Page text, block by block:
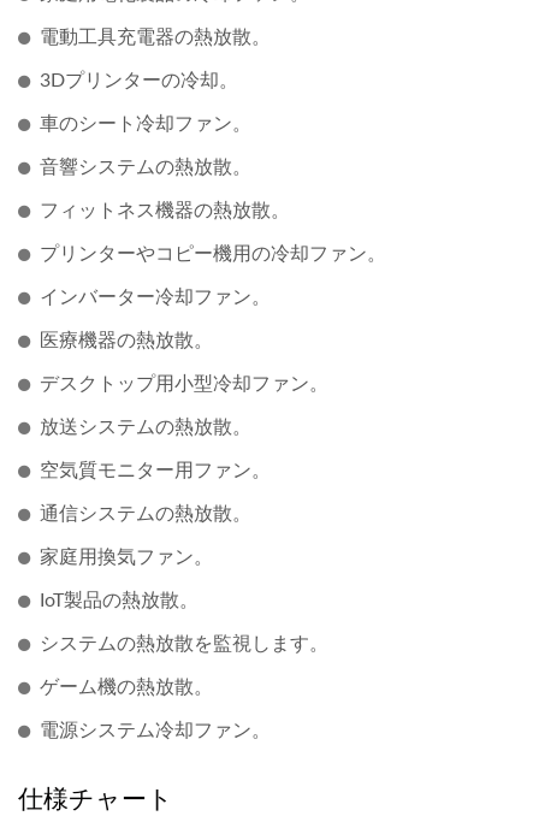
電動工具充電器の熱放散。
3Dプリンターの冷却。
車のシート冷却ファン。
音響システムの熱放散。
フィットネス機器の熱放散。
プリンターやコピー機用の冷却ファン。
インバーター冷却ファン。
医療機器の熱放散。
デスクトップ用小型冷却ファン。
放送システムの熱放散。
空気質モニター用ファン。
通信システムの熱放散。
家庭用換気ファン。
IoT製品の熱放散。
システムの熱放散を監視します。
ゲーム機の熱放散。
電源システム冷却ファン。
仕様チャート